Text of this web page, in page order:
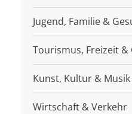
Jugend, Familie &
Tourismus, Freizeit &
Kunst, Kultur & Musik
Wirtschaft & Verkehr